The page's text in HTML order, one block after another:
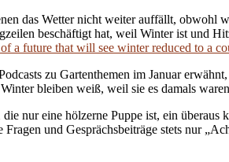
das Wetter nicht weiter auffällt,
beschäftigt hat, weil Winter ist und
a future that will see winter reduced to a
zu Gartenthemen im Januar
bleiben weiß, weil sie es damals
nur eine hölzerne Puppe ist, ein
und Gesprächsbeiträge stets nur